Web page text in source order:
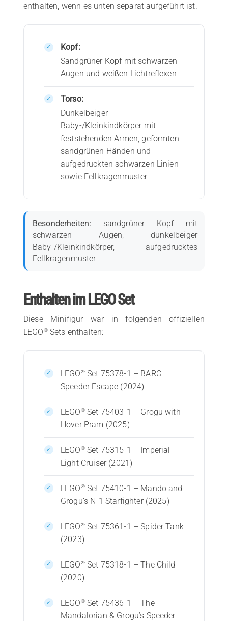
enthalten, wenn es unten separat aufgeführt ist.
Kopf:
Sandgrüner Kopf mit schwarzen
Augen und weißen Lichtreflexen
Torso:
Dunkelbeiger
Baby-/Kleinkindkörper mit
feststehenden Armen, geformten
sandgrünen Händen und
aufgedruckten schwarzen Linien
sowie Fellkragenmuster
Besonderheiten: sandgrüner Kopf mit
schwarzen Augen, dunkelbeiger
Baby-/Kleinkindkörper, aufgedrucktes
Fellkragenmuster
Enthalten im LEGO Set
Diese Minifigur war in folgenden offiziellen
LEGO®Sets enthalten:
LEGO®Set 75378-1 – BARC
Speeder Escape (2024)
LEGO®Set 75403-1 – Grogu with
Hover Pram (2025)
LEGO®Set 75315-1 – Imperial
Light Cruiser (2021)
LEGO®Set 75410-1 – Mando and
Grogu’s N-1 Starfighter (2025)
LEGO®Set 75361-1 – Spider Tank
(2023)
LEGO®Set 75318-1 – The Child
(2020)
LEGO®Set 75436-1 – The
Mandalorian & Grogu’s Speeder